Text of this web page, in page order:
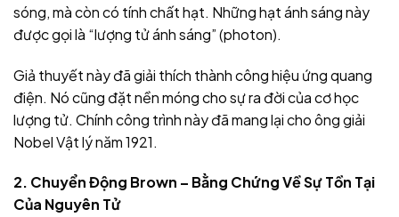
sóng, mà còn có tính chất hạt. Những hạt ánh sáng này
được gọi là “lượng tử ánh sáng” (photon).
Giả thuyết này đã giải thích thành công hiệu ứng quang
điện. Nó cũng đặt nền móng cho sự ra đời của cơ học
lượng tử. Chính công trình này đã mang lại cho ông giải
Nobel Vật lý năm 1921.
2. Chuyển Động Brown – Bằng Chứng Về Sự Tồn Tại
Của Nguyên Tử